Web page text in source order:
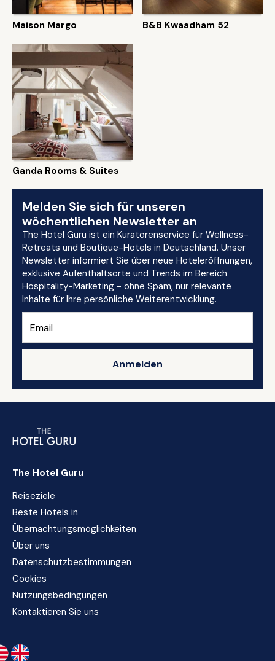
Maison Margo B&B Kwaadham 52
Ganda Rooms & Suites
Melden Sie sich für unseren
wöchentlichen Newsletter an
The Hotel Guru ist ein Kuratorenservice für Wellness-
Retreats und Boutique-Hotels in Deutschland. Unser
Newsletter informiert Sie über neue Hoteleröffnungen,
exklusive Aufenthaltsorte und Trends im Bereich
Hospitality-Marketing - ohne Spam, nur relevante
Inhalte für Ihre persönliche Weiterentwicklung.
Anmelden
The Hotel Guru
Reiseziele
Beste Hotels in
Übernachtungsmöglichkeiten
Über uns
Datenschutzbestimmungen
Cookies
Nutzungsbedingungen
Kontaktieren Sie uns